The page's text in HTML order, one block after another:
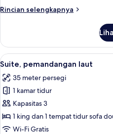
Rincian selengkapnya
Rincian
Suite
Junior
Lihat
semua
foto
untuk
Suite,
pemandangan
laut
12
Suite, pemandangan laut
35 meter persegi
1 kamar tidur
Kapasitas 3
1 king dan 1 tempat tidur sofa
Wi-Fi Gratis